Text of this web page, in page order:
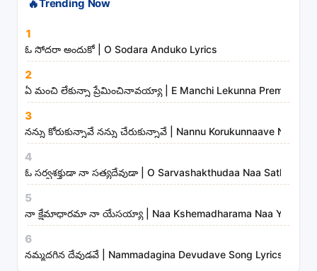
a
n
d
m
i
n
i
s
t
r
i
e
s
🔥Trending Now
1
ఓ సోదరా అందుకో | O Sodara Anduko Lyrics
2
ఏ మంచి లేకున్నా ప్రేమించినావయ్యా | E Manchi Lekunna
3
నన్ను కోరుకున్నావే నన్ను చేరుకున్నావే | Nannu Korukunnaave Nannu
4
ఓ సర్వశక్తుడా నా సత్యదేవుడా | O Sarvashakthudaa Naa
5
నా క్షేమాధారమా నా యేసయ్యా | Naa Kshemadharama Naa Yesayya
6
నమ్మదగిన దేవుడవే | Nammadagina Devudave Song Lyrics